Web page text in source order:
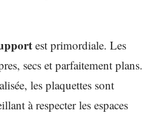
est primordiale. Les
secs et parfaitement plans.
les plaquettes sont
à respecter les espaces